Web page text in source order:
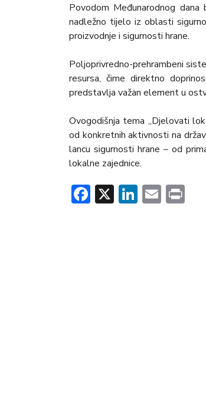
Povodom Međunarodnog
nadležno tijelo iz oblasti
proizvodnje i sigurnosti hrane.
Poljoprivredno-prehrambeni
resursa, čime direktno
predstavlja važan element u
Ovogodišnja tema „Djelovati
od konkretnih aktivnosti na
lancu sigurnosti hrane – od
lokalne zajednice.
Facebook
X LinkedIn
Email